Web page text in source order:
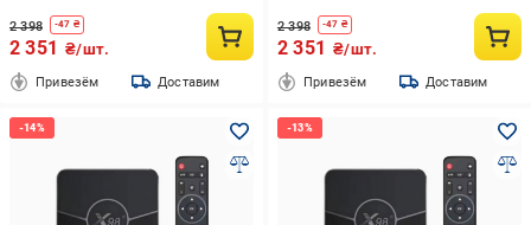
2 398 -47 ₴
2 351 ₴/шт.
Привезём Доставим
2 398 -47 ₴
2 351 ₴/шт.
Привезём Доставим